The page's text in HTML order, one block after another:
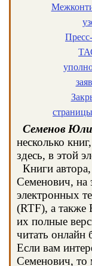
Семенов
несколько
здесь, в этой
Книги
Семенович, на
электронных
(RTF), а также
их полные
читать онлайн
Если вам
Семенович, то